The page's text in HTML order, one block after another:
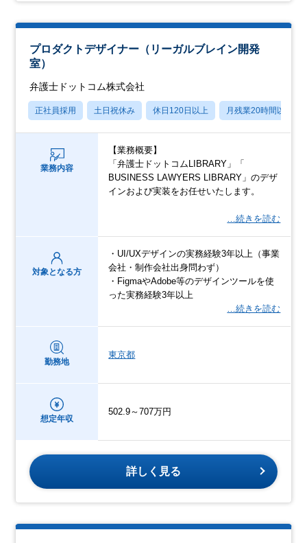
プロダクトデザイナー（リーガルブレイン開発
室）
弁護士ドットコム株式会社
正社員採用 土日祝休み 休日120日以上 月残業20時間以内
業務内容
【業務概要】
「弁護士ドットコムLIBRARY」「
BUSINESS LAWYERS LIBRARY」のデザ
インおよび実装をお任せいたします。
…続きを読む
対象となる方
・UI/UXデザインの実務経験3年以上（事業
会社・制作会社出身問わず）
・FigmaやAdobe等のデザインツールを使
った実務経験3年以上
…続きを読む
勤務地
東京都
想定年収
502.9～707万円
詳しく見る